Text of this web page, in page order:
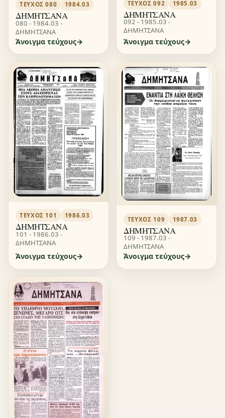
ΤΕΎΧΟΣ 080 1984.03
ΔΗΜΗΤΣΑΝΑ
080 - 1984.03 -
ΔΗΜΗΤΣΑΝΑ
Άνοιγμα τεύχους
ΤΕΎΧΟΣ 092 1985.03
ΔΗΜΗΤΣΑΝΑ
092 - 1985.03 -
ΔΗΜΗΤΣΑΝΑ
Άνοιγμα τεύχους
ΤΕΎΧΟΣ 101 1986.03
ΔΗΜΗΤΣΑΝΑ
101 - 1986.03 -
ΔΗΜΗΤΣΑΝΑ
Άνοιγμα τεύχους
ΤΕΎΧΟΣ 109 1987.03
ΔΗΜΗΤΣΑΝΑ
109 - 1987.03 -
ΔΗΜΗΤΣΑΝΑ
Άνοιγμα τεύχους